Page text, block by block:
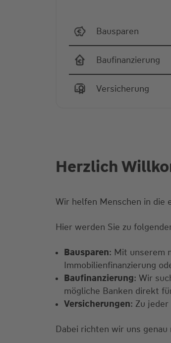
Bausparen
Baufinanzierung
Versicherung
Herzlich
Wir helfen Menschen in die
Hier werden Sie zu
Bausparen: Mit unserem
Immobilienfinanzierung
Baufinanzierung: Wir
mögliche Banken direkt
Versicherungen: Zu
Dabei richten wir uns